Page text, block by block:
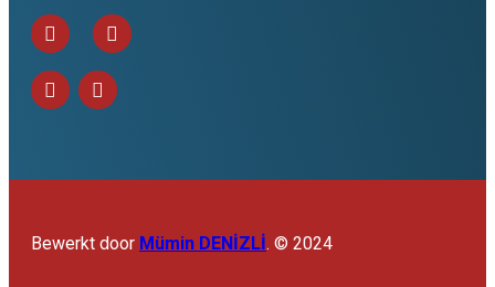
Bewerkt door Mümin DENİZLİ. © 2024